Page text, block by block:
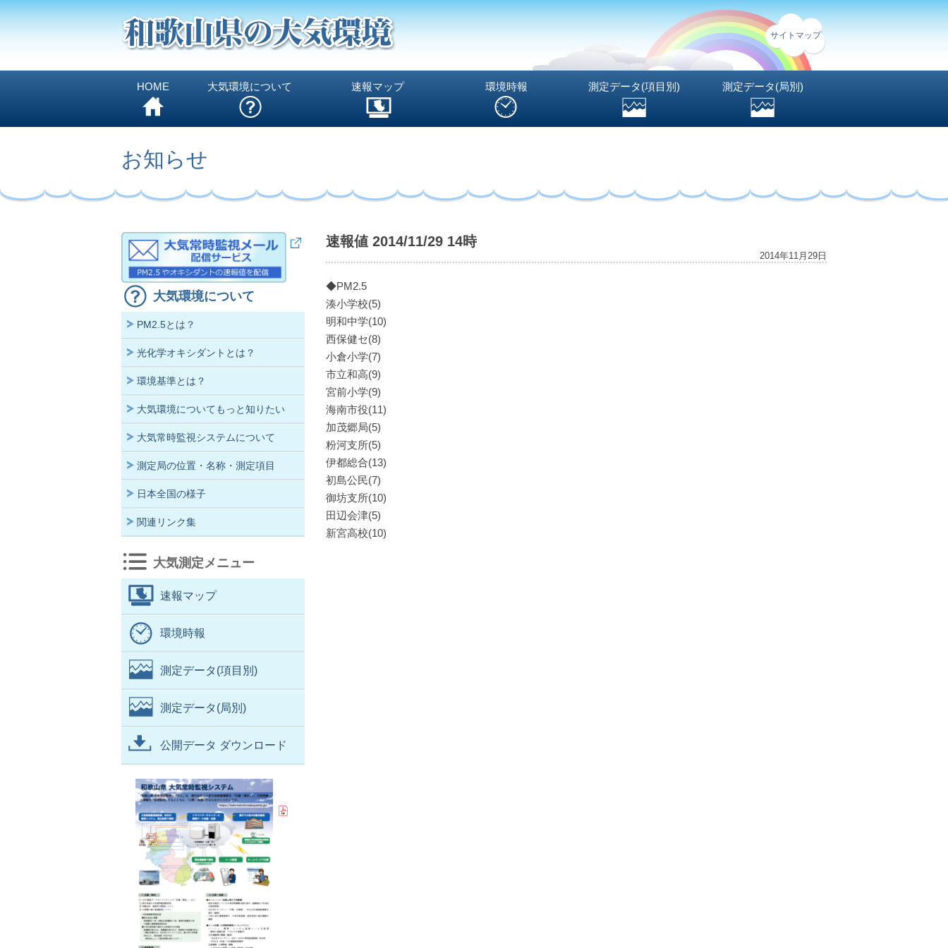
サイトマップ
HOME 大気環境について 速報マップ 環境時報 測定データ(項目別) 測定データ(局別)
お知らせ
速報値 2014/11/29 14時
2014年11月29日
◆PM2.5
湊小学校(5)
明和中学(10)
西保健セ(8)
小倉小学(7)
市立和高(9)
宮前小学(9)
海南市役(11)
加茂郷局(5)
粉河支所(5)
伊都総合(13)
初島公民(7)
御坊支所(10)
田辺会津(5)
新宮高校(10)
大気環境について
PM2.5とは？
光化学オキシダントとは？
環境基準とは？
大気環境についてもっと知りたい
大気常時監視システムについて
測定局の位置・名称・測定項目
日本全国の様子
関連リンク集
大気測定メニュー
速報マップ
環境時報
測定データ(項目別)
測定データ(局別)
公開データ ダウンロード